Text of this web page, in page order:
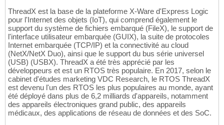
ThreadX est la base de la plateforme X-Ware d'Express Logic
pour l'Internet des objets (IoT), qui comprend également le
support du système de fichiers embarqué (FileX), le support de
l'interface utilisateur embarquée (GUIX), la suite de protocoles
Internet embarquée (TCP/IP) et la connectivité au cloud
(NetX/NetX Duo), ainsi que le support du bus série universel
(USB) (USBX). ThreadX a été très apprécié par les
développeurs et est un RTOS très populaire. En 2017, selon le
cabinet d'études marketing VDC Research, le RTOS ThreadX
est devenu l'un des RTOS les plus populaires au monde, ayant
été déployé dans plus de 6,2 milliards d'appareils, notamment
des appareils électroniques grand public, des appareils
médicaux, des applications de réseau de données et des SoC.